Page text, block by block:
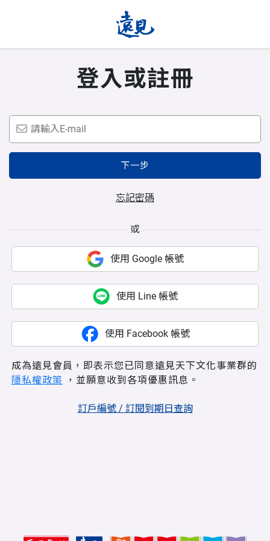
登入或註冊
下一步
忘記密碼
或
使用 Google 帳號
使用 Line 帳號
使用 Facebook 帳號
成為遠見會員，即表示您已同意遠見天下文化事業群的
隱私權政策 ，並願意收到各項優惠訊息。
訂戶編號 / 訂閱到期日查詢